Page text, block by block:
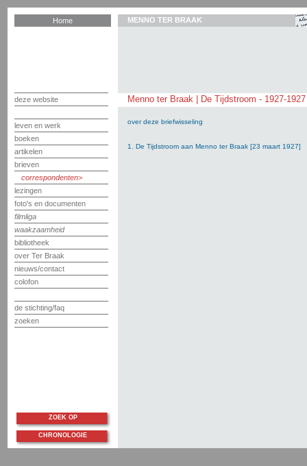
Home
deze website
leven en werk
boeken
artikelen
brieven
correspondenten
lezingen
foto's en documenten
filmliga
waakzaamheid
bibliotheek
over Ter Braak
nieuws/contact
colofon
de stichting/faq
zoeken
MENNO TER BRAAK
Menno ter Braak | De Tijdstroom - 1927-1927
over deze briefwisseling
1. De Tijdstroom aan Menno ter Braak [23 maart 1927]
ZOEK OP
CHRONOLOGIE